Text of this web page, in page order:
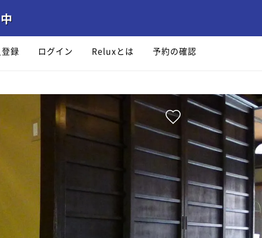
録 ログイン Reluxとは 予約の確認